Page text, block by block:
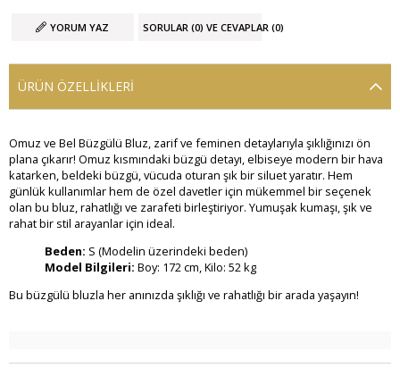
YORUM YAZ SORULAR (0) VE CEVAPLAR (0)
ÜRÜN ÖZELLIKLERI
Omuz ve Bel Büzgülü Bluz, zarif ve feminen detaylarıyla şıklığınızı ön
plana çıkarır! Omuz kısmındaki büzgü detayı, elbiseye modern bir hava
katarken, beldeki büzgü, vücuda oturan şık bir siluet yaratır. Hem
günlük kullanımlar hem de özel davetler için mükemmel bir seçenek
olan bu bluz, rahatlığı ve zarafeti birleştiriyor. Yumuşak kumaşı, şık ve
rahat bir stil arayanlar için ideal.
Beden: S (Modelin üzerindeki beden)
Model Bilgileri: Boy: 172 cm, Kilo: 52 kg
Bu büzgülü bluzla her anınızda şıklığı ve rahatlığı bir arada yaşayın!